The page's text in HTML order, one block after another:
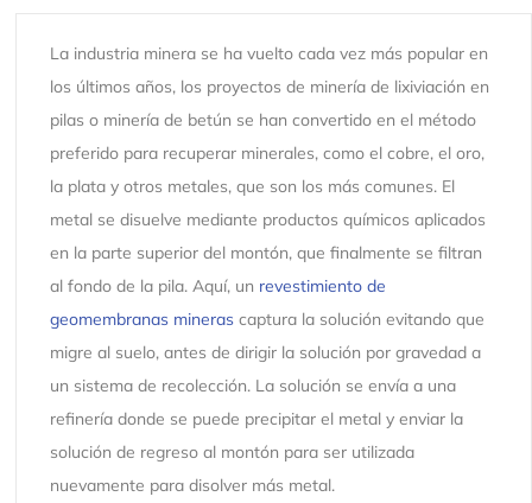
La industria minera se ha vuelto cada vez más popular en
los últimos años, los proyectos de minería de lixiviación en
pilas o minería de betún se han convertido en el método
preferido para recuperar minerales, como el cobre, el oro,
la plata y otros metales, que son los más comunes. El
metal se disuelve mediante productos químicos aplicados
en la parte superior del montón, que finalmente se filtran
al fondo de la pila. Aquí, un revestimiento de
geomembranas minerascaptura la solución evitando que
migre al suelo, antes de dirigir la solución por gravedad a
un sistema de recolección. La solución se envía a una
refinería donde se puede precipitar el metal y enviar la
solución de regreso al montón para ser utilizada
nuevamente para disolver más metal.